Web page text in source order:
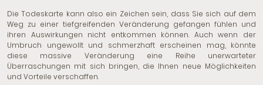
Die Todeskarte kann also ein Zeichen sein, dass Sie sich auf dem
Weg zu einer tiefgreifenden Veränderung gefangen fühlen und
ihren Auswirkungen nicht entkommen können. Auch wenn der
Umbruch ungewollt und schmerzhaft erscheinen mag, könnte
diese massive Veränderung eine Reihe unerwarteter
Überraschungen mit sich bringen, die Ihnen neue Möglichkeiten
und Vorteile verschaffen.